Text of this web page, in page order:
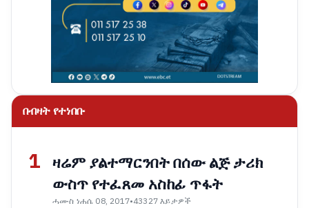
በብዛት የተነበቡ
1 ዛሬም ያልተማርንበት በሰው ልጅ ታሪክ
ውስጥ የተፈጸመ አስከፊ ጥፋት
ሓሙስ ነሐሴ 08, 2017•43327 እይታዎች